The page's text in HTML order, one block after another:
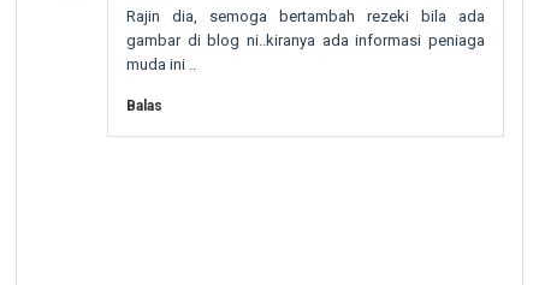
Rajin dia, semoga bertambah rezeki bila ada
gambar di blog ni..kiranya ada informasi peniaga
muda ini ..
Balas